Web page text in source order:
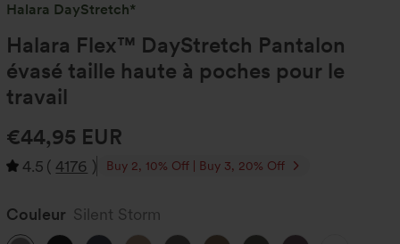
Halara DayStretch*
Halara Flex™ DayStretch Pantalon
évasé taille haute à poches pour le
travail
€44,95 EUR
4.5 ( 4176 ) Buy 2, 10% Off | Buy 3, 20% Off
Couleur Silent Storm